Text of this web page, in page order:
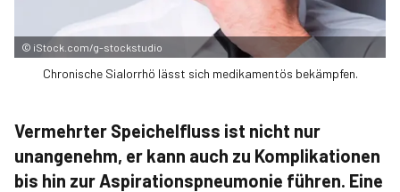
© iStock.com/g-stockstudio
Chronische Sialorrhö lässt sich medikamentös bekämpfen.
Vermehrter Speichelfluss ist nicht nur
unangenehm, er kann auch zu Komplikationen
bis hin zur Aspirationspneumonie führen. Eine